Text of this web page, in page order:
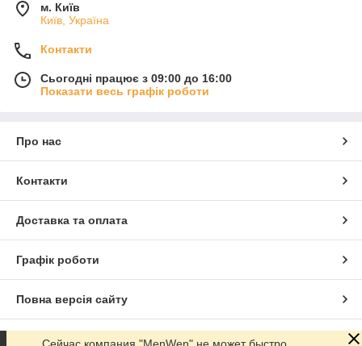
м. Київ
Київ, Україна
Контакти
Сьогодні працює з 09:00 до 16:00
Показати весь графік роботи
Про нас
Контакти
Доставка та оплата
Графік роботи
Повна версія сайту
Сайт створено на маркетплейсіProm.ua